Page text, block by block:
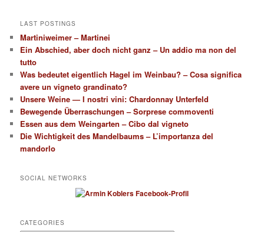
LAST POSTINGS
Martiniweimer – Martinei
Ein Abschied, aber doch nicht ganz – Un addio ma non del
tutto
Was bedeutet eigentlich Hagel im Weinbau? – Cosa significa
avere un vigneto grandinato?
Unsere Weine — I nostri vini: Chardonnay Unterfeld
Bewegende Überraschungen – Sorprese commoventi
Essen aus dem Weingarten – Cibo dal vigneto
Die Wichtigkeit des Mandelbaums – L’importanza del
mandorlo
SOCIAL NETWORKS
CATEGORIES